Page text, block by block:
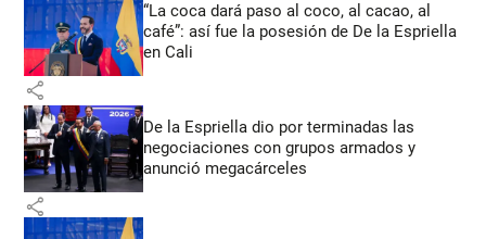
“La coca dará paso al coco, al cacao, al
café”: así fue la posesión de De la Espriella
en Cali
share
De la Espriella dio por terminadas las
negociaciones con grupos armados y
anunció megacárceles
share